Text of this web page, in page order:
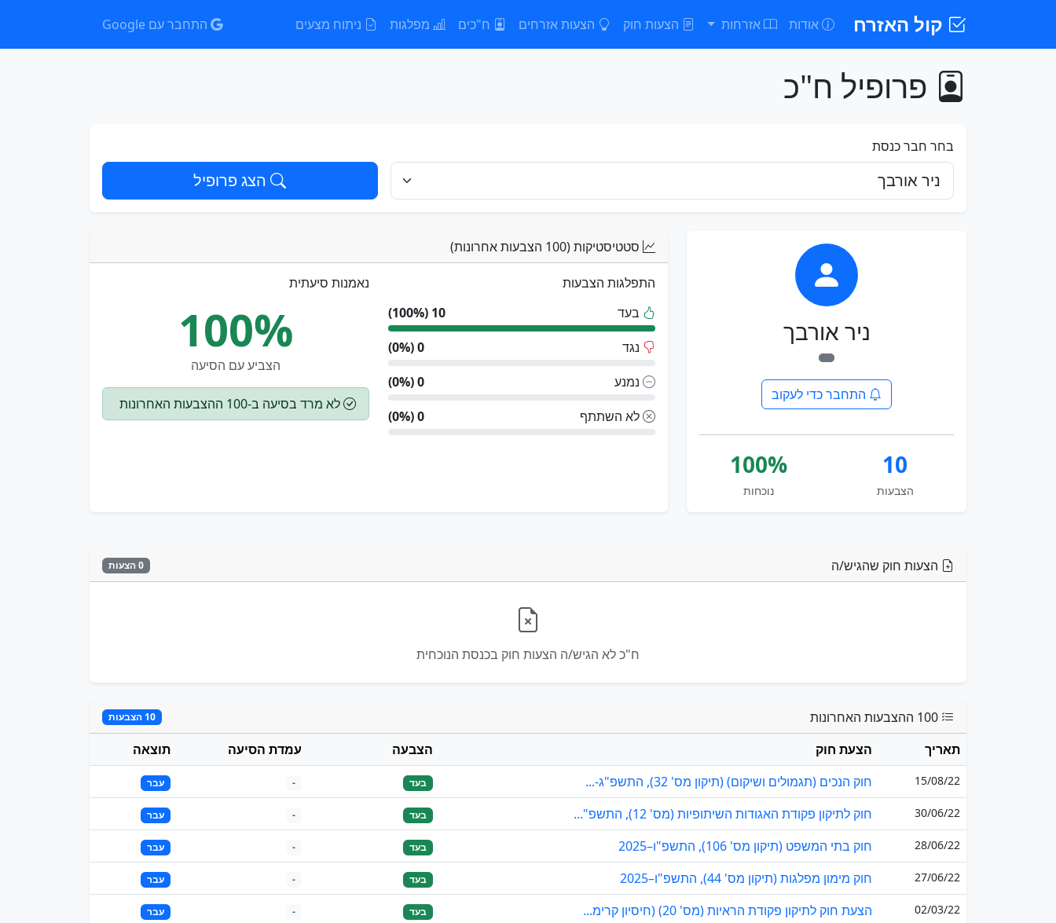
קול האזרח אודות אזרחות הצעות חוק הצעות אזרחים ח"כים מפלגות ניתוח מצעים התחבר עם Google
פרופיל ח"כ
בחר חבר כנסת
הצג פרופיל
ניר אורבך
התחבר כדי לעקוב
10
הצבעות
100%
נוכחות
סטטיסטיקות (100 הצבעות אחרונות)
התפלגות הצבעות
בעד
10 (100%)
נגד
0 (0%)
נמנע
0 (0%)
לא השתתף
0 (0%)
נאמנות סיעתית
100%
הצביע עם הסיעה
לא מרד בסיעה ב-100 ההצבעות האחרונות
הצעות חוק שהגיש/ה 0 הצעות
ח"כ לא הגיש/ה הצעות חוק בכנסת הנוכחית
10 הצבעות
תאריך הצעת חוק הצבעה עמדת הסיעה תוצאה
15/08/22 חוק הנכים (תגמולים ושיקום) (תיקון מס' 32), התשפ"ג-... בעד - עבר
30/06/22 חוק לתיקון פקודת האגודות השיתופיות (מס' 12), התשפ"... בעד - עבר
28/06/22 חוק בתי המשפט (תיקון מס' 106), התשפ"ו–2025 בעד - עבר
27/06/22 חוק מימון מפלגות (תיקון מס' 44), התשפ"ו–2025 בעד - עבר
02/03/22 הצעת חוק לתיקון פקודת הראיות (מס' 20) (חיסיון קרימ... בעד - עבר